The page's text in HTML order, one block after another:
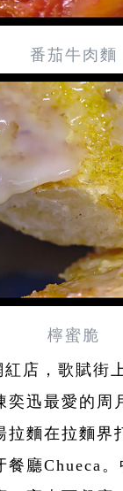
番茄牛肉麵
檸蜜脆
紅店，歌賦街
奕迅最愛的周
拉麵在拉麵界
餐廳Chueca